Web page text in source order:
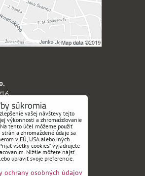
súkromia
vašej návštevy tejto
výkonnosti a zhromažďovanie
tento účel môžeme použiť
a zhromaždené údaje sa
v EÚ, USA alebo iných
všetky cookies“ vyjadrujete
Nižšie môžete nájsť
upraviť svoje preferencie.
ochrany osobných údajov